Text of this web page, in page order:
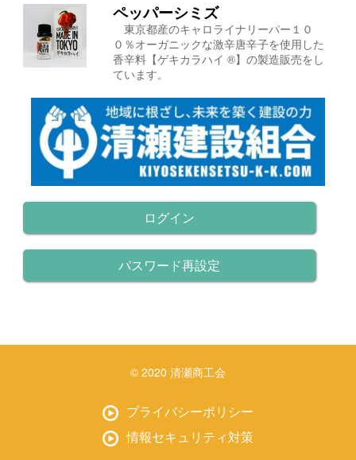
ペッパーシミズ
東京都産のキャロライナリーパー１０
０％オーガニックな激辛唐辛子を使用した
香辛料【ゲキカラハイ ®】の製造販売をし
ています。
ログイン
パスワード再設定
© 2020 清瀬商工会
プライバシーポリシー
情報セキュリティ対策